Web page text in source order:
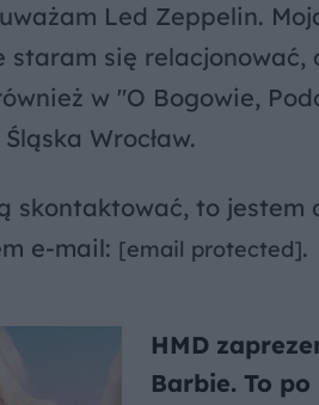
uważam Led Zeppelin.
staram się
w "O Bogowie,
Wrocław.
skontaktować, to
e-mail: [email protected].
HMD
Barbie. To